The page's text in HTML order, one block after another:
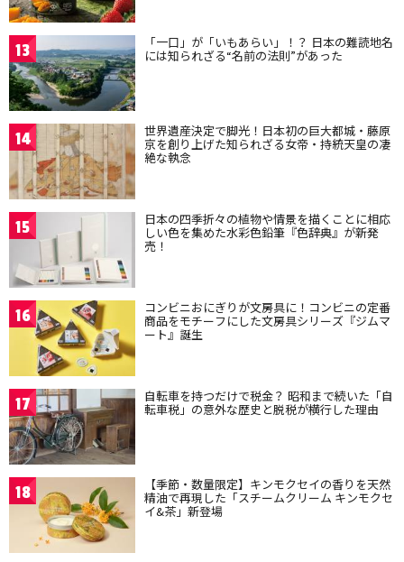
13 「一口」が「いもあらい」！？ 日本の難読地名
には知られざる“名前の法則”があった
14 世界遺産決定で脚光！日本初の巨大都城・藤原
京を創り上げた知られざる女帝・持統天皇の凄
絶な執念
15 日本の四季折々の植物や情景を描くことに相応
しい色を集めた水彩色鉛筆『色辞典』が新発
売！
16 コンビニおにぎりが文房具に！コンビニの定番
商品をモチーフにした文房具シリーズ『ジムマ
ート』誕生
17 自転車を持つだけで税金？ 昭和まで続いた「自
転車税」の意外な歴史と脱税が横行した理由
18 【季節・数量限定】キンモクセイの香りを天然
精油で再現した「スチームクリーム キンモクセ
イ&茶」新登場